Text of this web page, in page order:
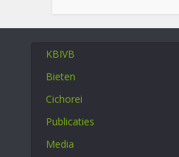
KBIVB
Bieten
Cichorei
Publicaties
Media